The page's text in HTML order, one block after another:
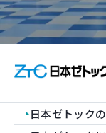
日本ゼトック